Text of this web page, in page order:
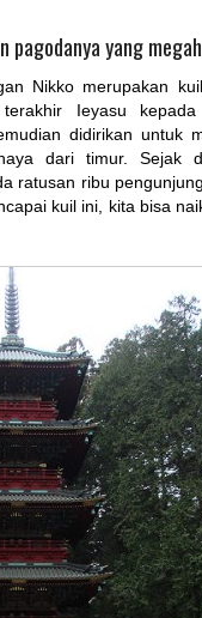
pagodanya yang megah
Nikko merupakan
Ieyasu
didirikan untuk
dari timur. Sejak
ratusan ribu
kuil ini, kita bisa